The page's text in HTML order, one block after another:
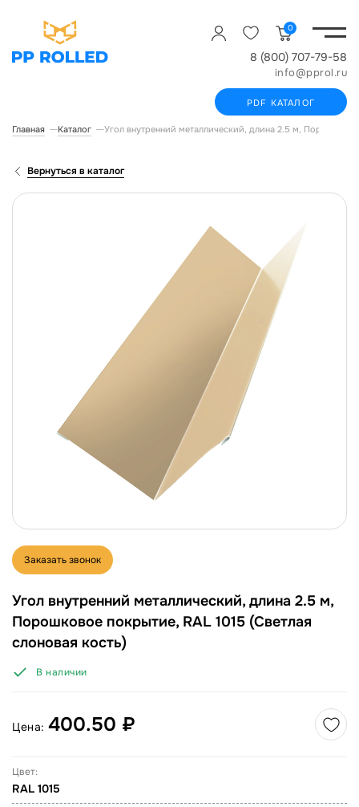
0
8 (800) 707-79-58
info@pprol.ru
PDF КАТАЛОГ
Главная Каталог Угол внутренний металлический, длина 2.5 м,
Вернуться в каталог
Заказать звонок
Угол внутренний металлический, длина 2.5 м,
Порошковое покрытие, RAL 1015 (Светлая
слоновая кость)
В наличии
Цена: 400.50 ₽
Цвет:
RAL 1015